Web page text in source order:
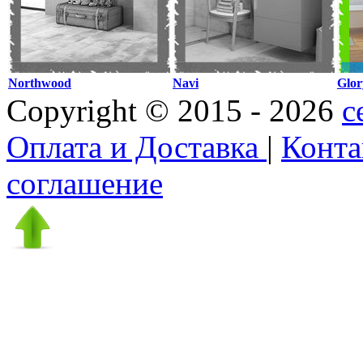
Northwood Navi
Copyright © 2015 - 2026
Оплата и Доставка |
соглашение